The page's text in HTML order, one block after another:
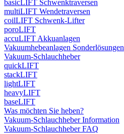
basicLIFT Schwenktraversen
multiLIFT Wendetraversen
coilLIFT Schwenk-Lifter
poroLIFT
accuLIFT Akkuanlagen
Vakuumhebeanlagen Sonderlösungen
Vakuum-Schlauchheber
quickLIFT
stackLIFT
lightLIFT
heavyLIFT
baseLIFT
Was möchten Sie heben?
Vakuum-Schlauchheber Information
Vakuum-Schlauchheber FAQ